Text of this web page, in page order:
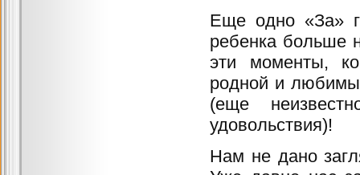
Еще одно «За»
ребенка больше
эти моменты,
родной и
(еще
удовольствия)!
Нам не дано